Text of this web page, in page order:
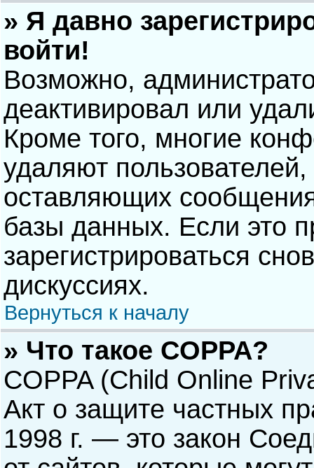
» Я давно
войти!
Возможно,
деактивировал или
Кроме того, многие
удаляют
оставляющих
базы данных. Если это
зарегистрироваться
дискуссиях.
Вернуться к началу
» Что такое COPPA?
COPPA (Child Online
Акт о защите частных
1998 г. — это закон